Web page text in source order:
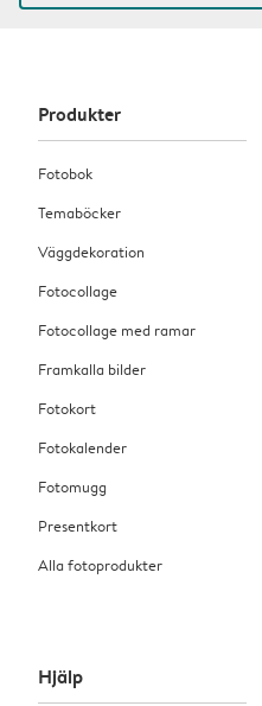
Produkter
Fotobok
Temaböcker
Väggdekoration
Fotocollage
Fotocollage med ramar
Framkalla bilder
Fotokort
Fotokalender
Fotomugg
Presentkort
Alla fotoprodukter
Hjälp